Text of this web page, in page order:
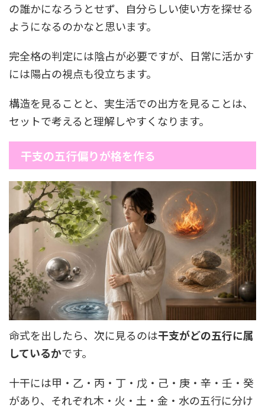
の誰かになろうとせず、自分らしい使い方を探せる
ようになるのかなと思います。
完全格の判定には陰占が必要ですが、日常に活かす
には陽占の視点も役立ちます。
構造を見ることと、実生活での出方を見ることは、
セットで考えると理解しやすくなります。
干支の五行偏りが格を作る
命式を出したら、次に見るのは干支がどの五行に属
しているかです。
十干には甲・乙・丙・丁・戊・己・庚・辛・壬・癸
があり、それぞれ木・火・土・金・水の五行に分け